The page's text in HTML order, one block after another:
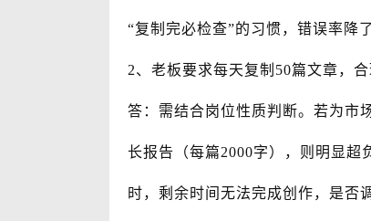
“复制完必检查”的习惯，错误率降了
2、老板要求每天复制50篇文章，合
答：需结合岗位性质判断。若为市
长报告（每篇2000字），则明显超
时，剩余时间无法完成创作，是否